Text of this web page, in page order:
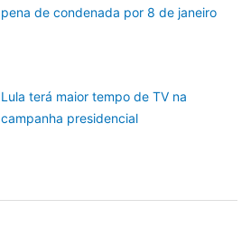
pena de condenada por 8 de janeiro
Lula terá maior tempo de TV na
campanha presidencial